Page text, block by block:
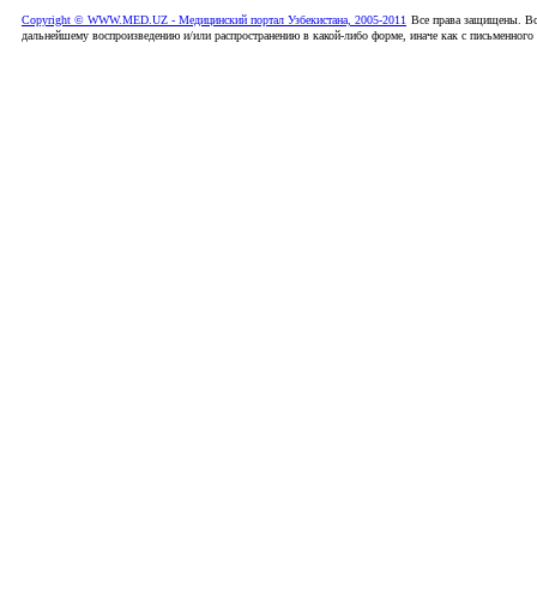
Copyright © WWW.MED.UZ - Медицинский портал Узбекистана, 2005-2011 Все права защищены.
дальнейшему воспроизведению и/или распространению в какой-либо форме, иначе как с